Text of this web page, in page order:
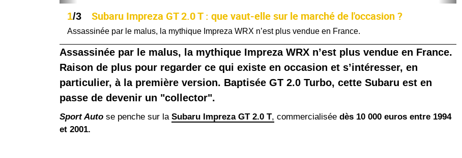
1/3 Subaru Impreza GT 2.0 T : que vaut-elle sur le marché de l'occasion ?
Assassinée par le malus, la mythique Impreza WRX n’est plus vendue en France.
Assassinée par le malus, la mythique Impreza WRX n’est plus vendue en France.
Raison de plus pour regarder ce qui existe en occasion et s’intéresser, en
particulier, à la première version. Baptisée GT 2.0 Turbo, cette Subaru est en
passe de devenir un "collector".
Sport Auto se penche sur la Subaru Impreza GT 2.0 T, commercialisée dès 10 000 euros entre 1994
et 2001.